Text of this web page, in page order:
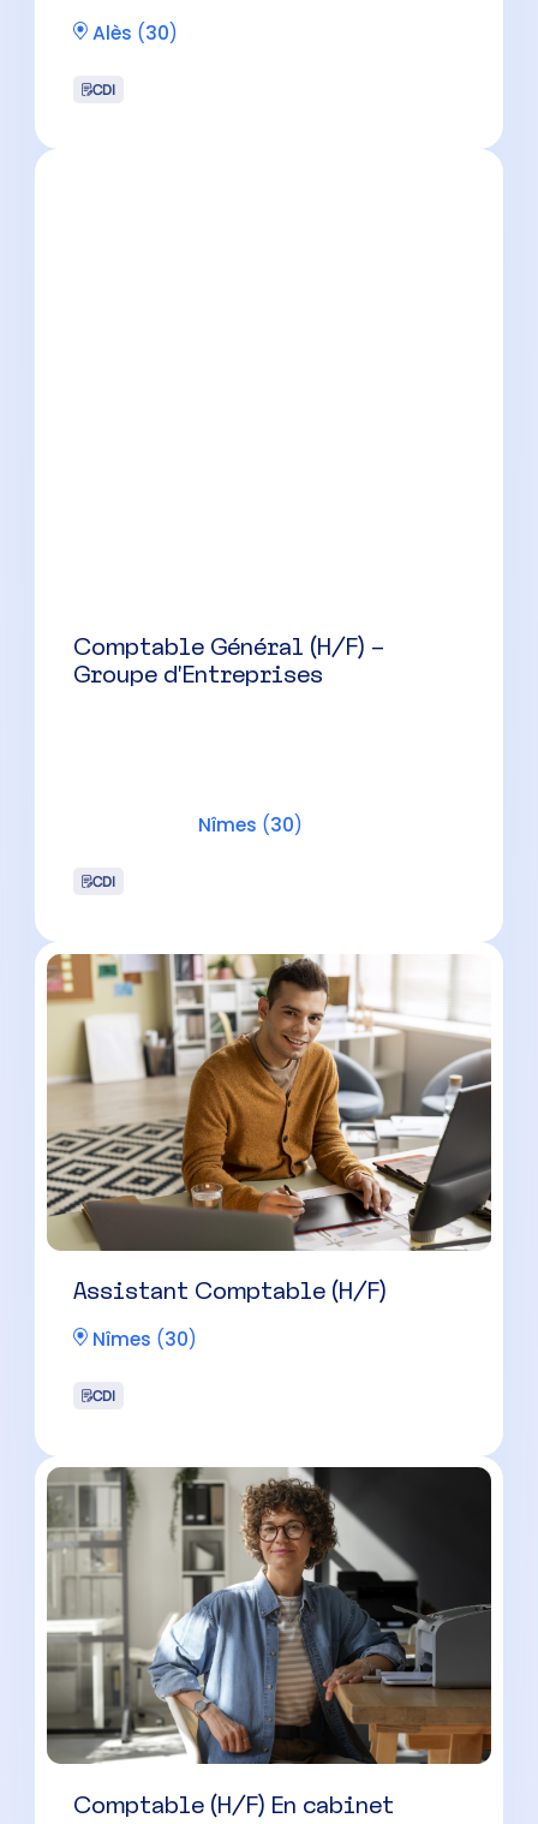
Alès (30)
CDI
Assistant Comptable (H/F)
Nîmes 30)
Comptable (H/F) En cabinet
d’expertise comptable.
Nîmes 30)